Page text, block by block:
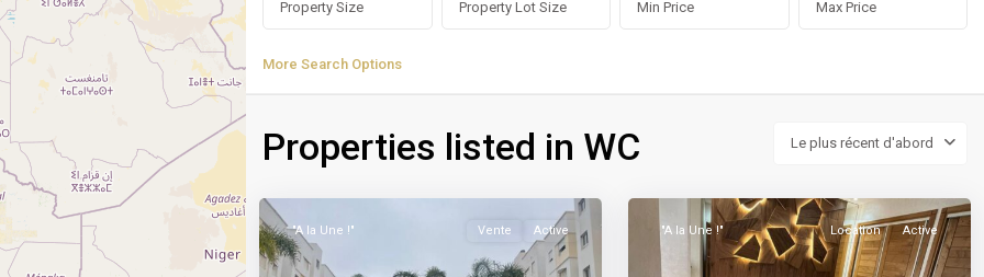
More Search Options
Le plus récent d'abord
Properties listed in WC
Bouazza,
"A la Une !" Vente Active "A la Une !" Location Active